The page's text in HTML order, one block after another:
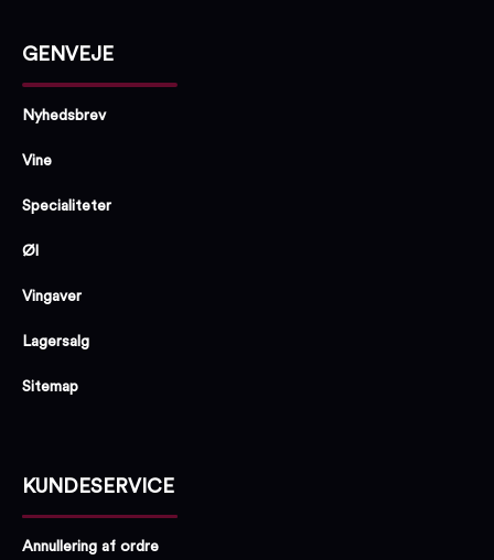
GENVEJE
Nyhedsbrev
Vine
Specialiteter
Øl
Vingaver
Lagersalg
Sitemap
KUNDESERVICE
Annullering af ordre